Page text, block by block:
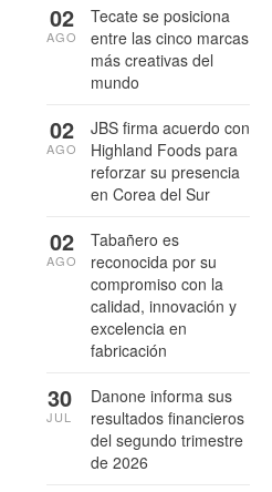
Tecate se posiciona
entre las cinco marcas
más creativas del
mundo
02
AGO
JBS firma acuerdo con
Highland Foods para
reforzar su presencia
en Corea del Sur
02
AGO
Tabañero es
reconocida por su
compromiso con la
calidad, innovación y
excelencia en
fabricación
02
AGO
Danone informa sus
resultados financieros
del segundo trimestre
de 2026
30
JUL